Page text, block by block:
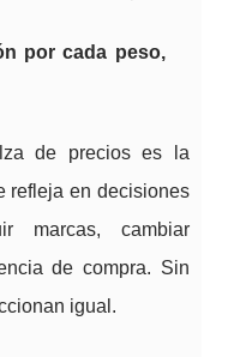
por cada peso,
de precios es la
refleja en decisiones
marcas, cambiar
de compra. Sin
igual.